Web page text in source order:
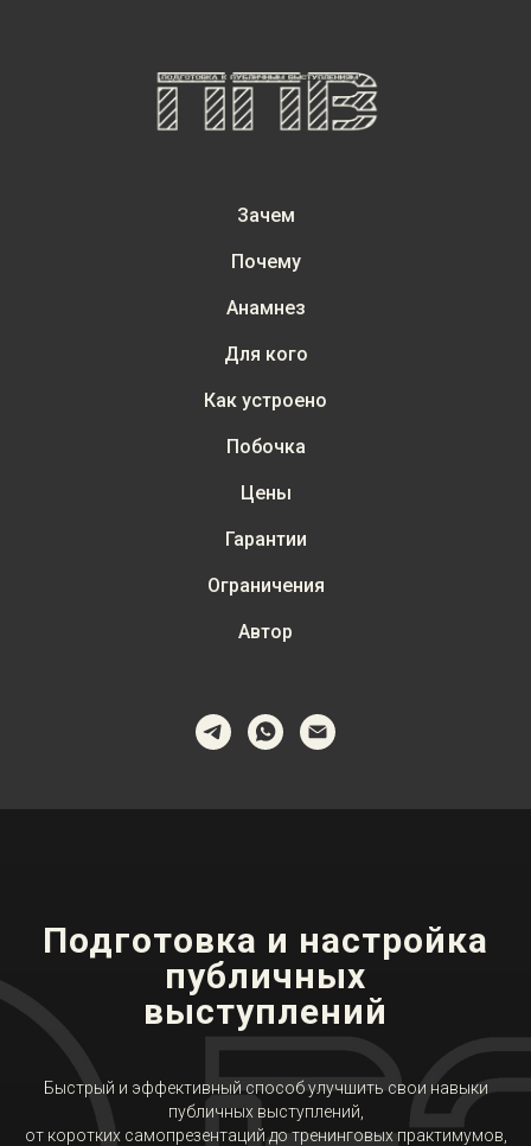
Зачем
Почему
Анамнез
Для кого
Как устроено
Побочка
Цены
Гарантии
Ограничения
Автор
Подготовка и настройка
публичных
выступлений
Быстрый и эффективный способ улучшить свои навыки
публичных выступлений,
от коротких самопрезентаций до тренинговых практимумов,